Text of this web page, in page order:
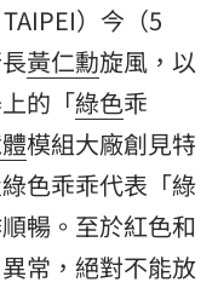
）今（5
黃仁勳旋風，以
的「綠色乖
模組大廠創見特
色乖乖代表「綠
暢。至於紅色和
常，絕對不能放